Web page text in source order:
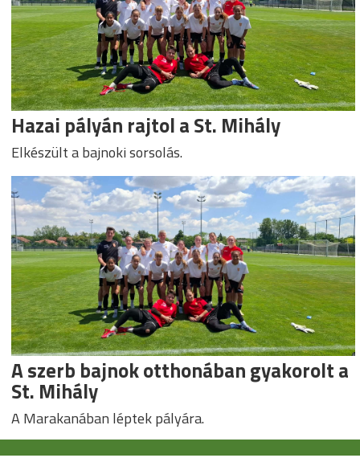
Hazai pályán rajtol a St. Mihály
Elkészült a bajnoki sorsolás.
A szerb bajnok otthonában gyakorolt a
St. Mihály
A Marakanában léptek pályára.